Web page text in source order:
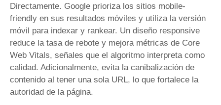
Directamente. Google prioriza los sitios mobile-
friendly en sus resultados móviles y utiliza la versión
móvil para indexar y rankear. Un diseño responsive
reduce la tasa de rebote y mejora métricas de Core
Web Vitals, señales que el algoritmo interpreta como
calidad. Adicionalmente, evita la canibalización de
contenido al tener una sola URL, lo que fortalece la
autoridad de la página.